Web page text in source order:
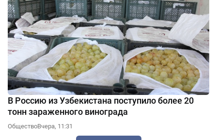
В Россию из Узбекистана поступило более 20
тонн зараженного винограда
ОбществоВчера, 11:31